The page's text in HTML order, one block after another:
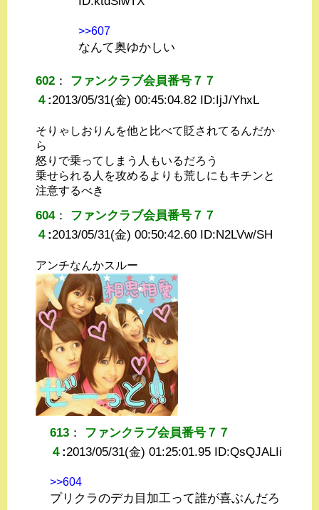
>>607
なんて奥ゆかしい
602 ： ファンクラブ会員番号７７
４ :2013/05/31(金) 00:45:04.82 ID:IjJ/YhxL
そりゃしおりんを他と比べて貶されてるんだか
ら
怒りで乗ってしまう人もいるだろう
乗せられる人を攻めるよりも荒しにもキチンと
注意するべき
604： ファンクラブ会員番号７７
４ :2013/05/31(金) 00:50:42.60 ID:N2LVw/SH
アンチなんかスルー
613 ： ファンクラブ会員番号７７
４ :2013/05/31(金) 01:25:01.95 ID:QsQJALIi
>>604
プリクラのデカ目加工って誰が喜ぶんだろ